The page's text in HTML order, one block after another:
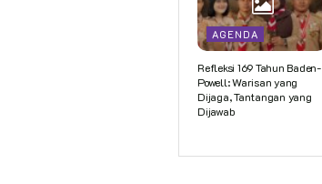
AGENDA
Refleksi 169 Tahun Baden-
Powell: Warisan yang
Dijaga, Tantangan yang
Dijawab